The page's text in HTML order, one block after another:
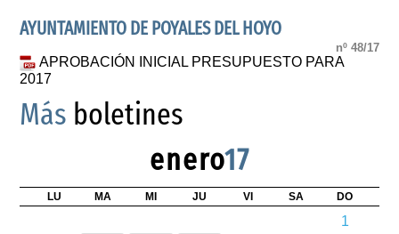
AYUNTAMIENTO DE POYALES DEL HOYO
nº 48/17
APROBACIÓN INICIAL PRESUPUESTO PARA
2017
Más boletines
enero17
LU MA MI JU VI SA DO
1